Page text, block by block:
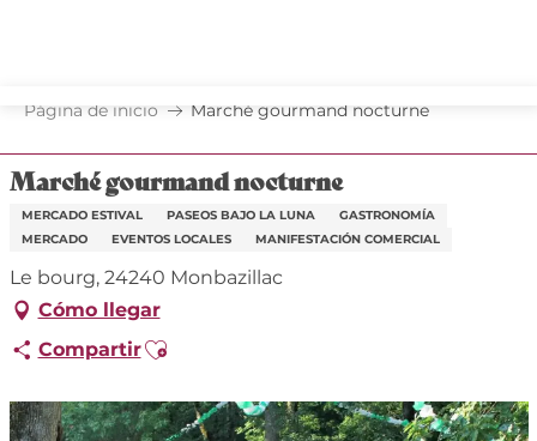
principal
Página de inicio Marché gourmand nocturne
Marché gourmand nocturne
MERCADO ESTIVAL PASEOS BAJO LA LUNA
GASTRONOMÍA
MERCADO
EVENTOS LOCALES MANIFESTACIÓN COMERCIAL
Le bourg, 24240 Monbazillac
Cómo llegar
CompartirAjouter aux favoris